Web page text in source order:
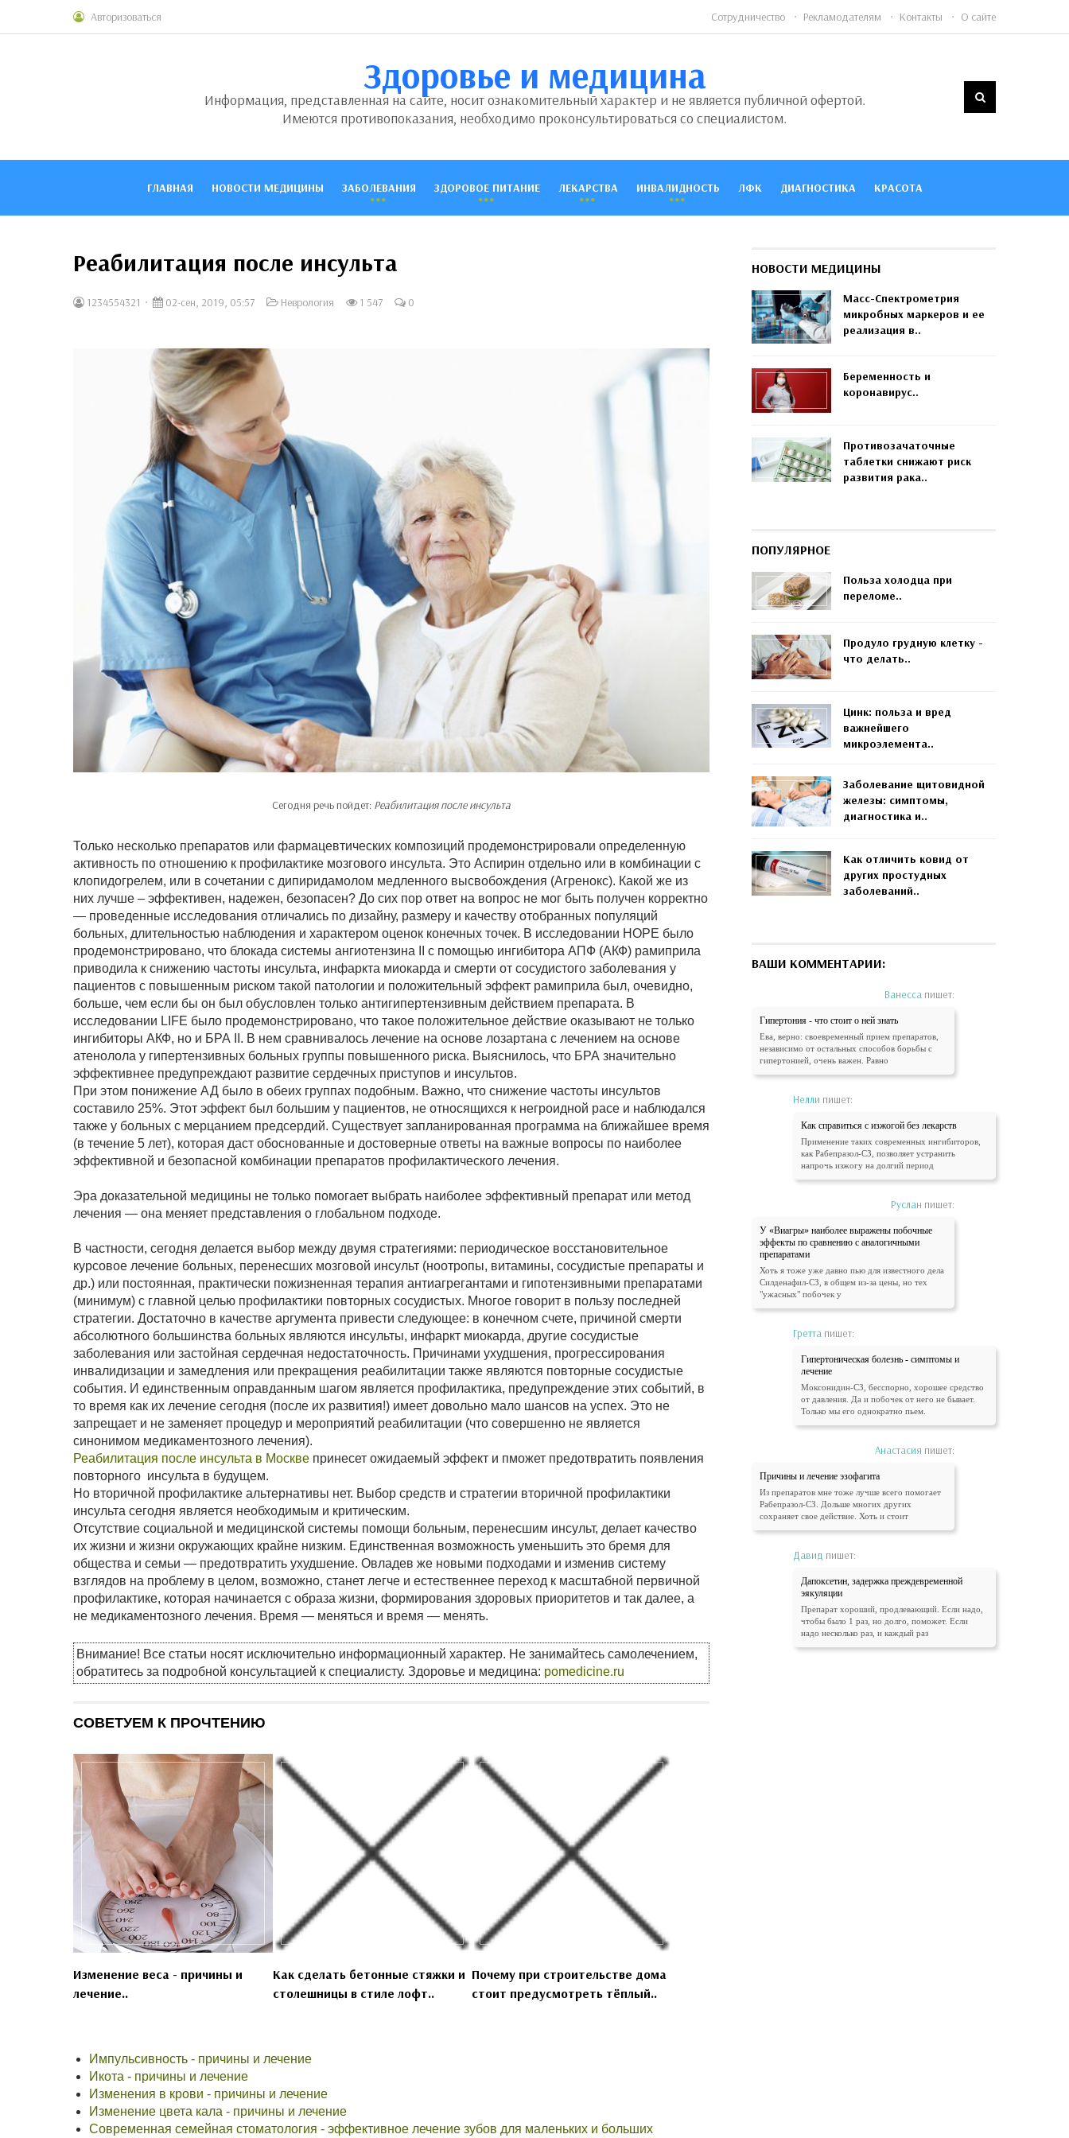
Авторизоваться Сотрудничество Рекламодателям Контакты О сайте
Здоровье и медицина
Информация, представленная на сайте, носит ознакомительный характер и не является публичной офертой.
Имеются противопоказания, необходимо проконсультироваться со специалистом.
ГЛАВНАЯ НОВОСТИ МЕДИЦИНЫ ЗАБОЛЕВАНИЯ ЗДОРОВОЕ ПИТАНИЕ ЛЕКАРСТВА ИНВАЛИДНОСТЬ ЛФК ДИАГНОСТИКА КРАСОТА
Реабилитация после инсульта
1234554321 02-сен, 2019, 05:57 Неврология 1 547 0
Сегодня речь пойдет: Реабилитация после инсульта
Только несколько препаратов или фармацевтических композиций продемонстрировали определенную
активность по отношению к профилактике мозгового инсульта. Это Аспирин отдельно или в комбинации с
клопидогрелем, или в сочетании с дипиридамолом медленного высвобождения (Агренокс). Какой же из
них лучше – эффективен, надежен, безопасен? До сих пор ответ на вопрос не мог быть получен корректно
— проведенные исследования отличались по дизайну, размеру и качеству отобранных популяций
больных, длительностью наблюдения и характером оценок конечных точек. В исследовании HOPE было
продемонстрировано, что блокада системы ангиотензина II с помощью ингибитора АПФ (АКФ) рамиприла
приводила к снижению частоты инсульта, инфаркта миокарда и смерти от сосудистого заболевания у
пациентов с повышенным риском такой патологии и положительный эффект рамиприла был, очевидно,
больше, чем если бы он был обусловлен только антигипертензивным действием препарата. В
исследовании LIFE было продемонстрировано, что такое положительное действие оказывают не только
ингибиторы АКФ, но и БРА II. В нем сравнивалось лечение на основе лозартана с лечением на основе
атенолола у гипертензивных больных группы повышенного риска. Выяснилось, что БРА значительно
эффективнее предупреждают развитие сердечных приступов и инсультов.
При этом понижение АД было в обеих группах подобным. Важно, что снижение частоты инсультов
составило 25%. Этот эффект был большим у пациентов, не относящихся к негроидной расе и наблюдался
также у больных с мерцанием предсердий. Существует запланированная программа на ближайшее время
(в течение 5 лет), которая даст обоснованные и достоверные ответы на важные вопросы по наиболее
эффективной и безопасной комбинации препаратов профилактического лечения.
Эра доказательной медицины не только помогает выбрать наиболее эффективный препарат или метод
лечения — она меняет представления о глобальном подходе.
В частности, сегодня делается выбор между двумя стратегиями: периодическое восстановительное
курсовое лечение больных, перенесших мозговой инсульт (ноотропы, витамины, сосудистые препараты и
др.) или постоянная, практически пожизненная терапия антиагрегантами и гипотензивными препаратами
(минимум) с главной целью профилактики повторных сосудистых. Многое говорит в пользу последней
стратегии. Достаточно в качестве аргумента привести следующее: в конечном счете, причиной смерти
абсолютного большинства больных являются инсульты, инфаркт миокарда, другие сосудистые
заболевания или застойная сердечная недостаточность. Причинами ухудшения, прогрессирования
инвалидизации и замедления или прекращения реабилитации также являются повторные сосудистые
события. И единственным оправданным шагом является профилактика, предупреждение этих событий, в
то время как их лечение сегодня (после их развития!) имеет довольно мало шансов на успех. Это не
запрещает и не заменяет процедур и мероприятий реабилитации (что совершенно не является
синонимом медикаментозного лечения).
Реабилитация после инсульта в Москве принесет ожидаемый эффект и пможет предотвратить появления
повторного инсульта в будущем.
Но вторичной профилактике альтернативы нет. Выбор средств и стратегии вторичной профилактики
инсульта сегодня является необходимым и критическим.
Отсутствие социальной и медицинской системы помощи больным, перенесшим инсульт, делает качество
их жизни и жизни окружающих крайне низким. Единственная возможность уменьшить это бремя для
общества и семьи — предотвратить ухудшение. Овладев же новыми подходами и изменив систему
взглядов на проблему в целом, возможно, станет легче и естественнее переход к масштабной первичной
профилактике, которая начинается с образа жизни, формирования здоровых приоритетов и так далее, а
не медикаментозного лечения. Время — меняться и время — менять.
Внимание! Все статьи носят исключительно информационный характер. Не занимайтесь самолечением,
обратитесь за подробной консультацией к специалисту. Здоровье и медицина: pomedicine.ru
СОВЕТУЕМ К ПРОЧТЕНИЮ
Изменение веса - причины и
лечение..
Как сделать бетонные стяжки и
столешницы в стиле лофт..
Почему при строительстве дома
стоит предусмотреть тёплый..
Импульсивность - причины и лечение
Икота - причины и лечение
Изменения в крови - причины и лечение
Изменение цвета кала - причины и лечение
Современная семейная стоматология - эффективное лечение зубов для маленьких и больших
НОВОСТИ МЕДИЦИНЫ
Масс-Спектрометрия
микробных маркеров и ее
реализация в..
Беременность и
коронавирус..
Противозачаточные
таблетки снижают риск
развития рака..
ПОПУЛЯРНОЕ
Польза холодца при
переломе..
Продуло грудную клетку -
что делать..
Цинк: польза и вред
важнейшего
микроэлемента..
Заболевание щитовидной
железы: симптомы,
диагностика и..
Как отличить ковид от
других простудных
заболеваний..
ВАШИ КОММЕНТАРИИ:
Ванесса пишет:
Гипертония - что стоит о ней знать
Ева, верно: своевременный прием препаратов,
независимо от остальных способов борьбы с
гипертонией, очень важен. Равно
Нелли пишет:
Как справиться с изжогой без лекарств
Применение таких современных ингибиторов,
как Рабепразол-СЗ, позволяет устранить
напрочь изжогу на долгий период
Руслан пишет:
У «Виагры» наиболее выражены побочные
эффекты по сравнению с аналогичными
препаратами
Хоть я тоже уже давно пью для известного дела
Силденафил-СЗ, в общем из-за цены, но тех
"ужасных" побочек у
Гретта пишет:
Гипертоническая болезнь - симптомы и
лечение
Моксонидин-СЗ, бесспорно, хорошее средство
от давления. Да и побочек от него не бывает.
Только мы его однократно пьем.
Анастасия пишет:
Причины и лечение эзофагита
Из препаратов мне тоже лучше всего помогает
Рабепразол-СЗ. Дольше многих других
сохраняет свое действие. Хоть и стоит
Давид пишет:
Дапоксетин, задержка преждевременной
эякуляции
Препарат хороший, продлевающий. Если надо,
чтобы было 1 раз, но долго, поможет. Если
надо несколько раз, и каждый раз